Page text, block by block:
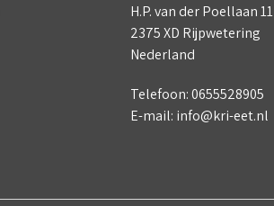
H.P. van der Poellaan 11
2375 XD Rijpwetering
Nederland
Telefoon: 0655528905
E-mail: info@kri-eet.nl